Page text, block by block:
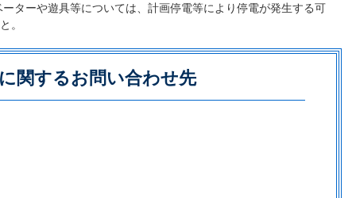
ターや遊具等については、計画停電等により停電が発生する可
。
関するお問い合わせ先